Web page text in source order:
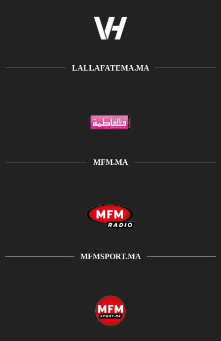
LALLAFATEMA.MA
MFM.MA
MFMSPORT.MA